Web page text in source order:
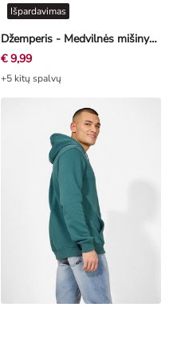
Džemperis - Medvilnės mišinys - smėlinė
Išpardavimas
€ 9,99
+5 kitų spalvų